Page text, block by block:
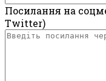
Посилання на
Twitter)